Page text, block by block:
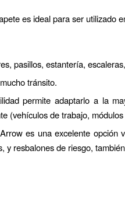
es ideal para ser utilizado
pasillos, estantería,
tránsito.
permite adaptarlo a la
(vehículos de trabajo,
es una excelente opción
y resbalones de riesgo,